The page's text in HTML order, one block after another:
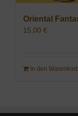
Oriental
15,00 €
In den Warenkorb